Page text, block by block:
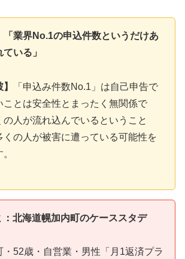
「業界No.1の申込件数というだけあ
いる」
「申込み件数No.1」は自己申告で
ことは安全性とまったく無関係で
人が流れ込んでいるということ
くの人が被害に遭っている可能性を
北海道幌加内町のケーススタデ
・52歳・自営業・男性「月1返済プラ